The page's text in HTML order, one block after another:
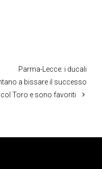
Parma-Lecce: i ducali
a bissare il successo
col Toro e sono favoriti